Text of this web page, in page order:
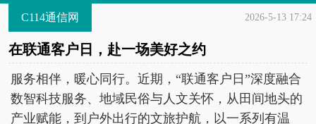
C114通信网 2026-5-13 17:24
在联通客户日，赴一场美好之约
服务相伴，暖心同行。近期，“联通客户日”深度融合
数智科技服务、地域民俗与人文关怀，从田间地头的
产业赋能，到户外出行的文旅护航，以一系列有温